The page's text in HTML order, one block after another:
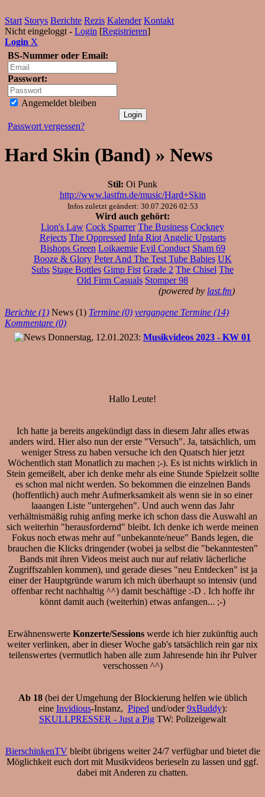
Start Storys Berichte Rezis Kalender Kontakt
Nicht eingeloggt - Login [Registrieren]
Login X
BS-Nummer oder Email:
Passwort:
Angemeldet bleiben
Passwort vergessen?
Hard Skin (Band) » News
Stil: Oi Punk
http://www.lastfm.de/music/Hard+Skin
Infos zuletzt geändert: 30.07.2026 02:53
Wird auch gehört:
Lion's Law Cock Sparrer The Business Cockney
Rejects The Oppressed Infa Riot Angelic Upstarts
Bishops Green Loikaemie Evil Conduct Sham 69
Booze & Glory Peter And The Test Tube Babies UK
Subs Stage Bottles Gimp Fist Grade 2 The Chisel The
Old Firm Casuals Stomper 98
(powered by last.fm)
Berichte (1) News (1) Termine (0) vergangene Termine (14)
Kommentare (0)
Donnerstag, 12.01.2023: Musikvideos 2023 - KW 01
Hallo Leute!
Ich hatte ja bereits angekündigt dass in diesem Jahr alles etwas
anders wird. Hier also nun der erste "Versuch". Ja, tatsächlich, um
weniger Stress zu haben versuche ich den Quatsch hier jetzt
Wöchentlich statt Monatlich zu machen ;-). Es ist nichts wirklich in
Stein gemeißelt, aber ich denke mehr als eine Stunde Spielzeit sollte
es schon mal nicht werden. So bekommen die einzelnen Bands
(hoffentlich) auch mehr Aufmerksamkeit als wenn sie in so einer
laaangen Liste "untergehen". Und auch wenn das Jahr
verhältnismäßig ruhig anfing merke ich schon dass die Auswahl an
sich weiterhin "herausfordernd" bleibt. Ich denke ich werde meinen
Fokus noch etwas mehr auf "unbekannte/neue" Bands legen, die
brauchen die Klicks dringender (wobei ja selbst die "bekanntesten"
Bands mit ihren Videos meist auch nur auf relativ lächerliche
Zugriffszahlen kommen), und gerade dieses "neu Entdecken" ist ja
einer der Hauptgründe warum ich mich überhaupt so intensiv (und
offenbar recht nachhaltig ^^) damit beschäftige :-D . Ich hoffe ihr
könnt damit auch (weiterhin) etwas anfangen... ;-)
Erwähnenswerte Konzerte/Sessionswerde ich hier zukünftig auch
weiter verlinken, aber in dieser Woche gab's tatsächlich rein gar nix
teilenswertes (vermutlich haben alle zum Jahresende hin ihr Pulver
verschossen ^^)
Ab 18(bei der Umgehung der Blockierung helfen wie üblich
eine Invidious-Instanz, Piped und/oder9xBuddy):
SKULLPRESSER - Just a Pig TW: Polizeigewalt
BierschinkenTVbleibt übrigens weiter 24/7 verfügbar und bietet die
Möglichkeit euch dort mit Musikvideos berieseln zu lassen und ggf.
dabei mit Anderen zu chatten.